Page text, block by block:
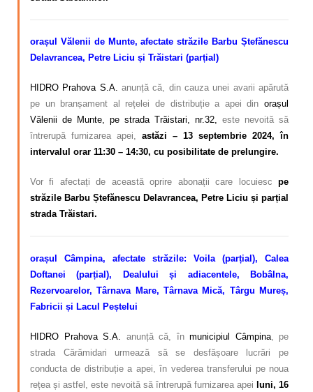
orașul Vălenii de Munte, afectate străzile Barbu Ștefănescu
Delavrancea, Petre Liciu și Trăistari (parțial)
HIDRO Prahova S.A. anunță că, din cauza unei avarii apărută
pe un branșament al rețelei de distribuție a apei din orașul
Vălenii de Munte, pe strada Trăistari, nr.32, este nevoită să
întrerupă furnizarea apei, astăzi – 13 septembrie 2024, în
intervalul orar 11:30 – 14:30, cu posibilitate de prelungire.
Vor fi afectați de această oprire abonații care locuiesc pe
străzile Barbu Ștefănescu Delavrancea, Petre Liciu și parțial
strada Trăistari.
orașul Câmpina, afectate străzile: Voila (parțial), Calea
Doftanei (parțial), Dealului și adiacentele, Bobâlna,
Rezervoarelor, Târnava Mare, Târnava Mică, Târgu Mureș,
Fabricii și Lacul Peștelui
HIDRO Prahova S.A. anunță că, înmunicipiul Câmpina, pe
strada Cărămidari urmează să se desfășoare lucrări pe
conducta de distribuție a apei, în vederea transferului pe noua
rețea și astfel, este nevoită să întrerupă furnizarea apei luni, 16